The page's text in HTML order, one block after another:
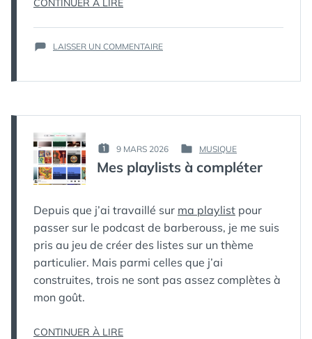
CONTINUER À LIRE
MAC »
LAISSER UN COMMENTAIRESUR
NOUVEAU
PUBLIÉ
LE :
9 MARS 2026
PAR :
КАК
МЁРТВЫЙ
PUBLIÉ
DANS
MUSIQUE
Mes playlists à compléter
Depuis que j’ai travaillé sur ma playlist pour
passer sur le podcast de barberouss, je me suis
pris au jeu de créer des listes sur un thème
particulier. Mais parmi celles que j’ai
construites, trois ne sont pas assez complètes à
mon goût.
CONTINUER À LIRE« MES